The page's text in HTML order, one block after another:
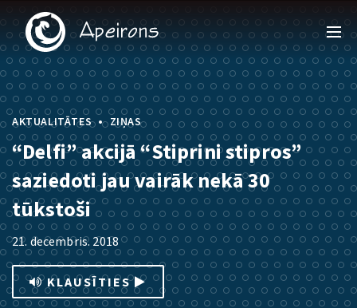
AKTUALITĀTES • ZIŅAS
“Delfi” akcijā “Stiprini stipros”
saziedoti jau vairāk nekā 30
tūkstoši
21. decembris. 2018
KLAUSĪTIES